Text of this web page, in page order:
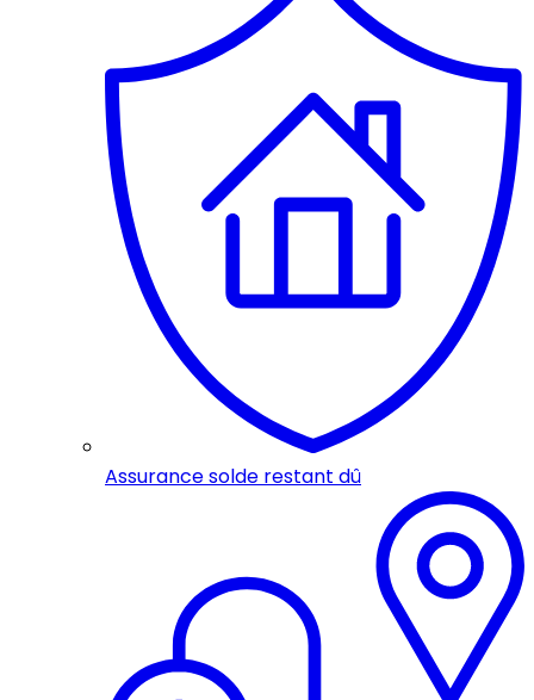
Assurance solde restant dû